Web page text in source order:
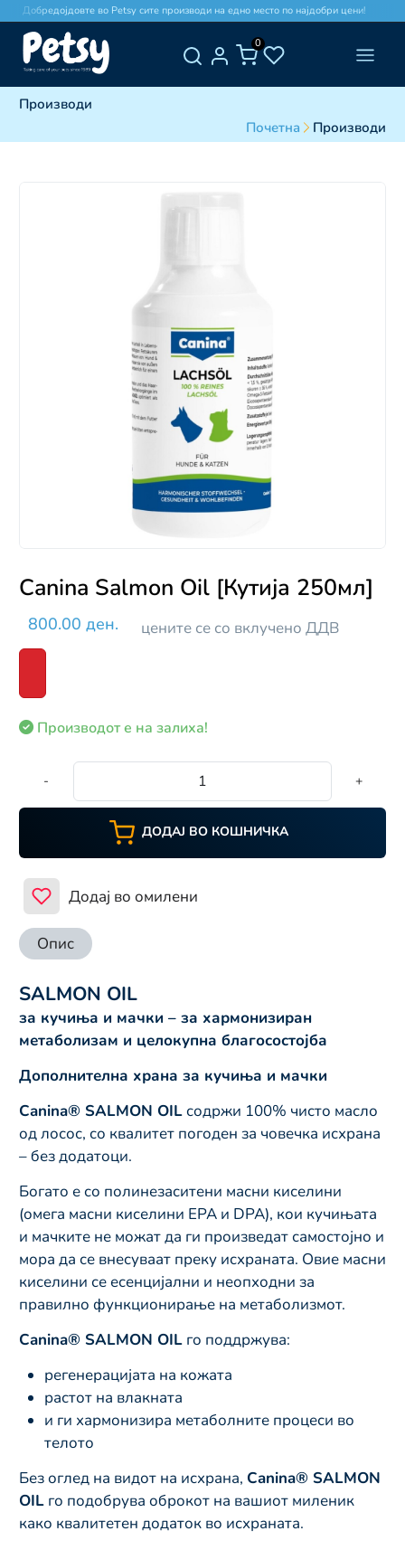
Добредојдовте во Petsy сите производи на едно место по најдобри цени!
0
Производи
Почетна
Производи
Canina Salmon Oil [Кутија 250мл]
800.00 ден. цените се со вклучено ДДВ
Производот е на залиха!
- +
ДОДАЈ ВО КОШНИЧКА
Додај во омилени
Опис
SALMON OIL
за кучиња и мачки – за хармонизиран
метаболизам и целокупна благосостојба
Дополнителна храна за кучиња и мачки
Canina® SALMON OILсодржи 100% чисто масло
од лосос, со квалитет погоден за човечка исхрана
– без додатоци.
Богато е со полинезаситени масни киселини
(омега масни киселини EPA и DPA), кои кучињата
и мачките не можат да ги произведат самостојно и
мора да се внесуваат преку исхраната. Овие масни
киселини се есенцијални и неопходни за
правилно функционирање на метаболизмот.
Canina® SALMON OIL го поддржува:
регенерацијата на кожата
растот на влакната
и ги хармонизира метаболните процеси во
телото
Без оглед на видот на исхрана, Canina® SALMON
OIL го подобрува оброкот на вашиот миленик
како квалитетен додаток во исхраната.